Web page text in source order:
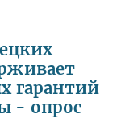
гарантий
- опрос